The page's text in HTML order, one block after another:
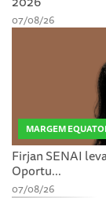
07/08/26
MARGEM
Firjan SENAI
Oportu...
07/08/26